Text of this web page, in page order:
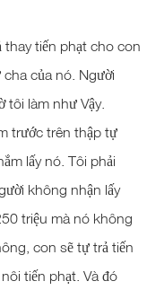
tiến phạt cho con
của nó. Người
tôi làm như Vậy.
trước trên thập tự
lấy nó. Tôi phải
không nhận lấy
triệu mà nó không
con sẽ tự trả tiến
tiến phạt. Và đó